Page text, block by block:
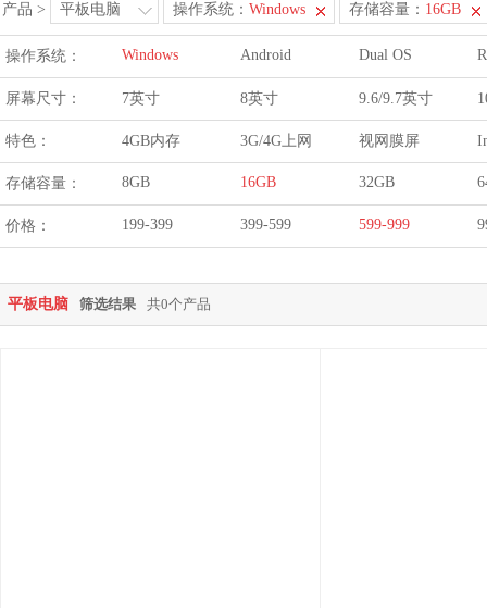
产品 > 平板电脑 操作系统： Windows 存储容量： 16GB
操作系统： Windows Android Dual OS
屏幕尺寸： 7英寸 8英寸 9.6/9.7英寸
特色： 4GB内存 3G/4G上网 视网膜屏
存储容量： 8GB 16GB 32GB
价格： 199-399 399-599 599-999
平板电脑 筛选结果 共0个产品